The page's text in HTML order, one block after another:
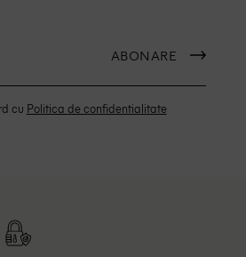
ABONARE
cu Politica de confidentialitate